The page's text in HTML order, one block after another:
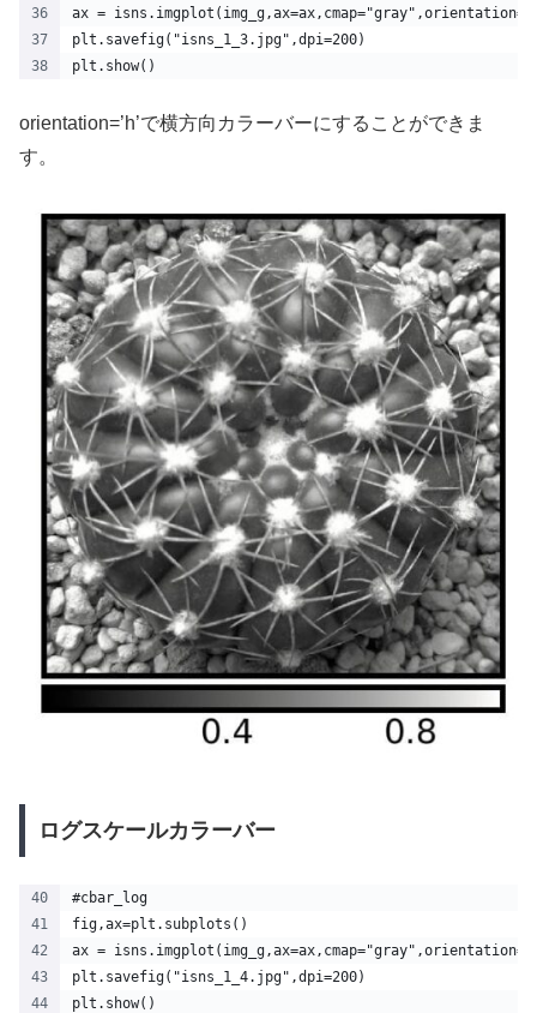
ax =
plt.savefig("isns_1_3.jpg",dpi=200)
plt.show()
orientation=’h’で横方向カラーバーにすることができま
す。
ログスケールカラーバー
#cbar_log
fig,ax=plt.subplots()
ax =
plt.savefig("isns_1_4.jpg",dpi=200)
plt.show()